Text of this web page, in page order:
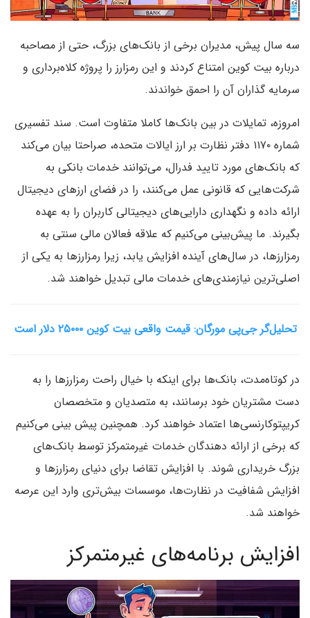
سه سال پیش، مدیران برخی از بانک‌های بزرگ، حتی از مصاحبه
درباره بیت کوین امتناع کردند و این رمزارز را پروژه کلاه‌برداری و
سرمایه گذاران آن را احمق خواندند.
امروزه، تمایلات در بین بانک‌ها کاملا متفاوت است. سند تفسیری
شماره ۱۱۷۰ دفتر نظارت بر ارز ایالات متحده، صراحتا بیان می‌کند
که بانک‌های مورد تایید فدرال، می‌توانند خدمات بانکی به
شرکت‌هایی که قانونی عمل می‌کنند، را در فضای ارزهای دیجیتال
ارائه داده و نگهداری دارایی‌های دیجیتالی کاربران را به عهده
بگیرند. ما پیش‌بینی می‌کنیم که علاقه فعالان مالی سنتی به
رمزارزها، در سال‌های آینده افزایش یابد، زیرا رمزارزها به یکی از
اصلی‌ترین نیازمندی‌های خدمات مالی تبدیل خواهند شد.
تحلیل‌گر جی‌پی مورگان: قیمت واقعی بیت کوین ۲۵۰۰۰ دلار است
در کوتاه‌مدت، بانک‌ها برای اینکه با خیال راحت رمزارزها را به
دست مشتریان خود برسانند، به متصدیان و متخصصان
کریپتوکارنسی‌ها اعتماد خواهند کرد. همچنین پیش بینی می‌کنیم
که برخی از ارائه دهندگان خدمات غیرمتمرکز توسط بانک‌های
بزرگ خریداری شوند. با افزایش تقاضا برای دنیای رمزارزها و
افزایش شفافیت در نظارت‌ها، موسسات بیش‌تری وارد این عرصه
خواهند شد.
افزایش برنامه‌های غیرمتمرکز